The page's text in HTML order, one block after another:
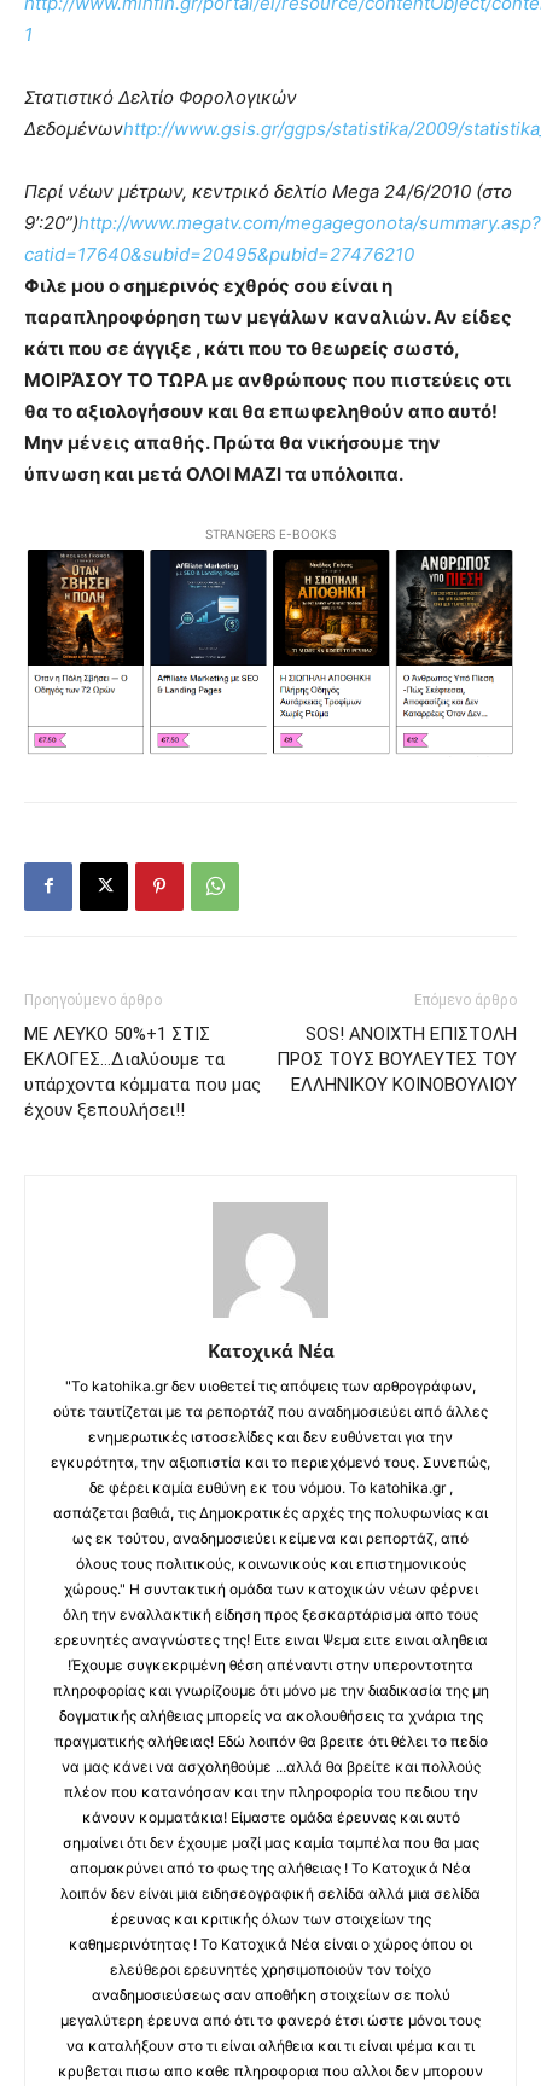
1
Στατιστικό Δελτίο Φορολογικών
Δεδομένωνhttp://www.gsis.gr/ggps/statistika/2009/
Περί νέων μέτρων, κεντρικό δελτίο Mega 24/6/2010 (στο
9′:20”)http://www.megatv.com/megagegonota/summary.asp?
catid=17640&subid=20495&pubid=27476210
Φιλε μου ο σημερινός εχθρός σου είναι η
παραπληροφόρηση των μεγάλων καναλιών. Αν είδες
κάτι που σε άγγιξε , κάτι που το θεωρείς σωστό,
ΜΟΙΡΆΣΟΥ ΤΟ ΤΩΡΑ με ανθρώπους που πιστεύεις οτι
θα το αξιολογήσουν και θα επωφεληθούν απο αυτό!
Μην μένεις απαθής. Πρώτα θα νικήσουμε την
ύπνωση και μετά ΟΛΟΙ ΜΑΖΙ τα υπόλοιπα.
STRANGERS E-BOOKS
Προηγούμενο άρθρο
ΜΕ ΛΕΥΚΟ 50%+1 ΣΤΙΣ
ΕΚΛΟΓΕΣ…Διαλύουμε τα
υπάρχοντα κόμματα που μας
έχουν ξεπουλήσει!!
Επόμενο άρθρο
SOS! ΑΝΟΙΧΤΗ ΕΠΙΣΤΟΛΗ
ΠΡΟΣ ΤΟΥΣ ΒΟΥΛΕΥΤΕΣ ΤΟΥ
ΕΛΛΗΝΙΚΟΥ ΚΟΙΝΟΒΟΥΛΙΟΥ
Κατοχικά Νέα
"Το katohika.gr δεν υιοθετεί τις απόψεις των αρθρογράφων,
ούτε ταυτίζεται με τα ρεπορτάζ που αναδημοσιεύει από άλλες
ενημερωτικές ιστοσελίδες και δεν ευθύνεται για την
εγκυρότητα, την αξιοπιστία και το περιεχόμενό τους. Συνεπώς,
δε φέρει καμία ευθύνη εκ του νόμου. Το katohika.gr ,
ασπάζεται βαθιά, τις Δημοκρατικές αρχές της πολυφωνίας και
ως εκ τούτου, αναδημοσιεύει κείμενα και ρεπορτάζ, από
όλους τους πολιτικούς, κοινωνικούς και επιστημονικούς
χώρους." Η συντακτική ομάδα των κατοχικών νέων φέρνει
όλη την εναλλακτική είδηση προς ξεσκαρτάρισμα απο τους
ερευνητές αναγνώστες της! Ειτε ειναι Ψεμα ειτε ειναι αληθεια
!Έχουμε συγκεκριμένη θέση απέναντι στην υπεροντοτητα
πληροφορίας και γνωρίζουμε ότι μόνο με την διαδικασία της μη
δογματικής αλήθειας μπορείς να ακολουθήσεις τα χνάρια της
πραγματικής αλήθειας! Εδώ λοιπόν θα βρειτε ότι θέλει το πεδίο
να μας κάνει να ασχοληθούμε ...αλλά θα βρείτε και πολλούς
πλέον που κατανόησαν και την πληροφορία του πεδιου την
κάνουν κομματάκια! Είμαστε ομάδα έρευνας και αυτό
σημαίνει ότι δεν έχουμε μαζί μας καμία ταμπέλα που θα μας
απομακρύνει από το φως της αλήθειας ! Το Κατοχικά Νέα
λοιπόν δεν είναι μια ειδησεογραφική σελίδα αλλά μια σελίδα
έρευνας και κριτικής όλων των στοιχείων της
καθημερινότητας ! Το Κατοχικά Νέα είναι ο χώρος όπου οι
ελεύθεροι ερευνητές χρησιμοποιούν τον τοίχο
αναδημοσιεύσεως σαν αποθήκη στοιχείων σε πολύ
μεγαλύτερη έρευνα από ότι το φανερό έτσι ώστε μόνοι τους
να καταλήξουν στο τι είναι αλήθεια και τι είναι ψέμα και τι
κρυβεται πισω απο καθε πληροφορια που αλλοι δεν μπορουν